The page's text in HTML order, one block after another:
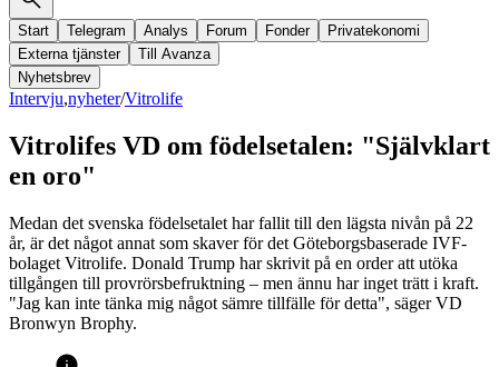
Start Telegram Analys Forum Fonder
Privatekonomi
Externa tjänster
Till Avanza
Nyhetsbrev
Intervju,nyheter/Vitrolife
Vitrolifes VD om födelsetalen: "Självklart
en oro"
Medan det svenska födelsetalet har fallit till den lägsta nivån på 22
år, är det något annat som skaver för det Göteborgsbaserade IVF-
bolaget Vitrolife. Donald Trump har skrivit på en order att utöka
tillgången till provrörsbefruktning – men ännu har inget trätt i kraft.
"Jag kan inte tänka mig något sämre tillfälle för detta", säger VD
Bronwyn Brophy.